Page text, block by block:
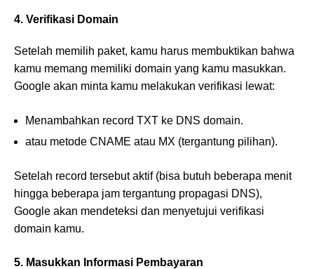
4. Verifikasi Domain
Setelah memilih paket, kamu harus membuktikan bahwa
kamu memang memiliki domain yang kamu masukkan.
Google akan minta kamu melakukan verifikasi lewat:
Menambahkan record TXT ke DNS domain.
atau metode CNAME atau MX (tergantung pilihan).
Setelah record tersebut aktif (bisa butuh beberapa menit
hingga beberapa jam tergantung propagasi DNS),
Google akan mendeteksi dan menyetujui verifikasi
domain kamu.
5. Masukkan Informasi Pembayaran